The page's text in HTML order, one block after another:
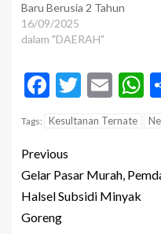
Baru Berusia 2 Tahun
16/09/2025
dalam "DAERAH"
Facebook
Tags: Kesultanan Ternate
Previous
Gelar Pasar Murah,
Halsel Subsidi Minyak
Goreng